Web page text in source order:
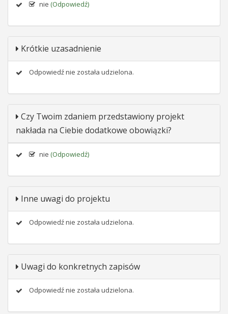
nie (Odpowiedź)
Krótkie uzasadnienie
Odpowiedź nie została udzielona.
Czy Twoim zdaniem przedstawiony projekt
nakłada na Ciebie dodatkowe obowiązki?
nie (Odpowiedź)
Inne uwagi do projektu
Odpowiedź nie została udzielona.
Uwagi do konkretnych zapisów
Odpowiedź nie została udzielona.